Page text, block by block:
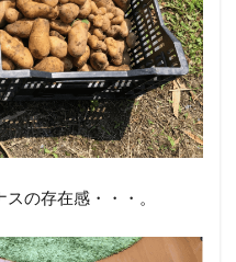
の存在感・・・。